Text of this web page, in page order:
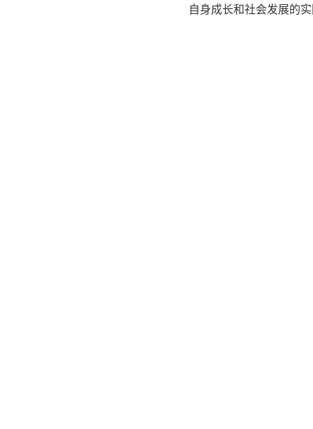
自身成长和社会发展的